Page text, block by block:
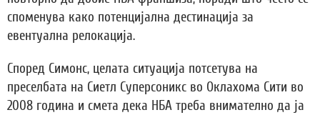
споменува како потенцијална дестинација за
евентуална релокација.
Според Симонс, целата ситуација потсетува на
преселбата на Сиетл Суперсоникс во Оклахома Сити во
2008 година и смета дека НБА треба внимателно да ја